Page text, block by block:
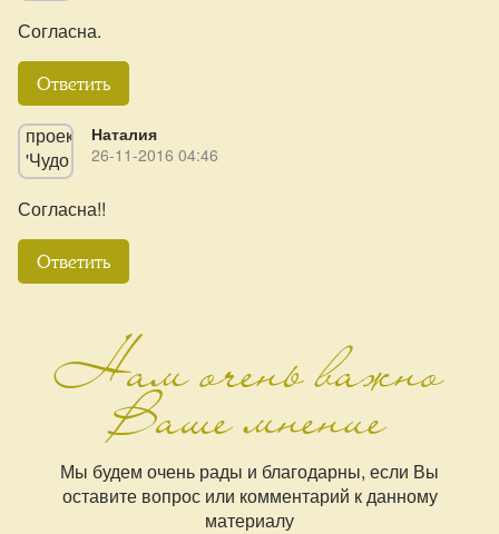
Согласна.
Ответить
Наталия
26-11-2016 04:46
Согласна!!
Ответить
Нам очень важно
Ваше мнение
Мы будем очень рады и благодарны, если Вы
оставите вопрос или комментарий к данному
материалу